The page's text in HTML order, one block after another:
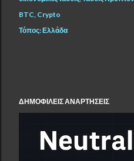
BTC Crypto
Τόπος:Ελλάδα
ΔΗΜΟΦΙΛΕΊΣ ΑΝΑΡΤΉΣΕΙΣ